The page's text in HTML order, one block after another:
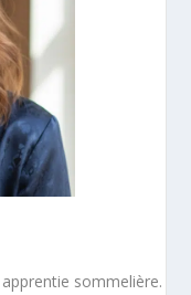
sommelière.